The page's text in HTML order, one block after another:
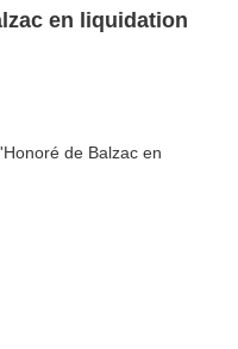
en liquidation